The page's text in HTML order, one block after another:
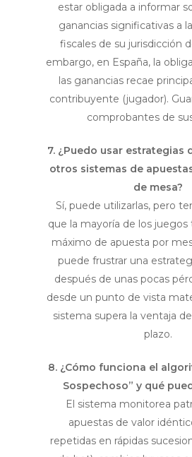
estar obligada a informar
ganancias significativas a
fiscales de su jurisdicción
embargo, en España, la
las ganancias recae
contribuyente (jugador).
comprobantes de
7. ¿Puedo usar estrategias
otros sistemas de
de mesa?
Sí, puede utilizarlas, pero
que la mayoría de los
máximo de apuesta por
puede frustrar una
después de unas pocas
desde un punto de vista
sistema supera la ventaja
plazo.
8. ¿Cómo funciona el
Sospechoso” y qué
El sistema monitorea
apuestas de valor
repetidas en rápidas